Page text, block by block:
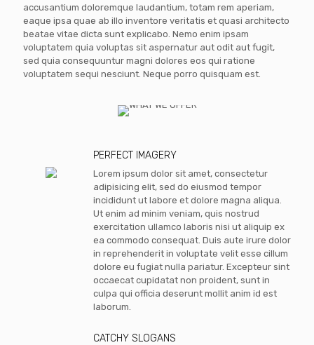
accusantium doloremque laudantium, totam rem aperiam,
eaque ipsa quae ab illo inventore veritatis et quasi architecto
beatae vitae dicta sunt explicabo. Nemo enim ipsam
voluptatem quia voluptas sit aspernatur aut odit aut fugit,
sed quia consequuntur magni dolores eos qui ratione
voluptatem sequi nesciunt. Neque porro quisquam est.
PERFECT IMAGERY
Lorem ipsum dolor sit amet, consectetur
adipisicing elit, sed do eiusmod tempor
incididunt ut labore et dolore magna aliqua.
Ut enim ad minim veniam, quis nostrud
exercitation ullamco laboris nisi ut aliquip ex
ea commodo consequat. Duis aute irure dolor
in reprehenderit in voluptate velit esse cillum
dolore eu fugiat nulla pariatur. Excepteur sint
occaecat cupidatat non proident, sunt in
culpa qui officia deserunt mollit anim id est
laborum.
CATCHY SLOGANS